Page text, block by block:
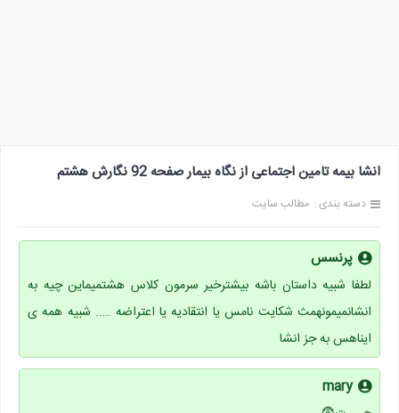
انشا بیمه تامین اجتماعی از نگاه بیمار صفحه 92 نگارش هشتم
دسته بندی : مطالب سایت
پرنسس
لطفا شبیه داستان باشه بیشترخیر سرمون کلاس هشتمیماین چیه به
انشانمیمونهمث شکایت نامس یا انتقادیه یا اعتراضه ….. شبیه همه ی
ایناهس به جز انشا
mary